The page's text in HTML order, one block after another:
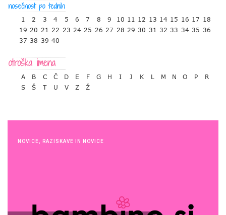
1 2 3 4 5 6 7 8 9 10 11 12 13 14 15 16 17 18
19 20 21 22 23 24 25 26 27 28 29 30 31 32 33 34 35 36
37 38 39 40
A B C Č D E F G H I J K L M N O P
R
S
Š T U V Z Ž
NOVICE RAZISKAVE IN NOVICE